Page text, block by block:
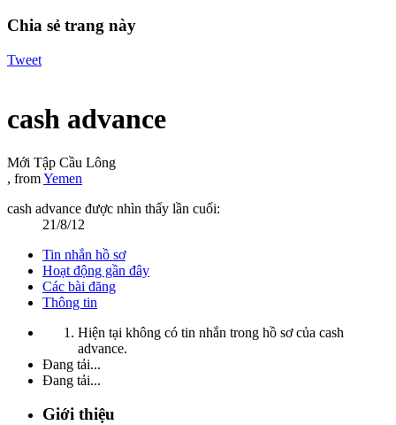
Chia sẻ trang này
Tweet
cash advance
Mới Tập Cầu Lông
, fromYemen
cash advance được nhìn thấy lần cuối:
21/8/12
Tin nhắn hồ sơ
Hoạt động gần đây
Các bài đăng
Thông tin
Hiện tại không có tin nhắn trong hồ sơ của cash
advance.
Đang tải...
Đang tải...
Giới thiệu